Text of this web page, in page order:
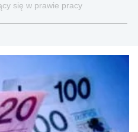
się w prawie pracy